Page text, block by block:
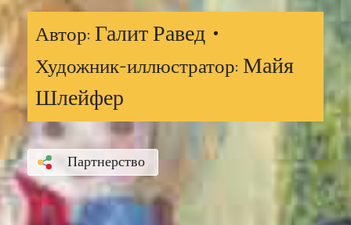
Автор: Галит Равед •
Художник-иллюстратор: Майя
Шлейфер
Партнерство